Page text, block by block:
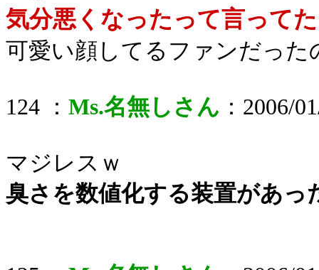
気分悪くなったって言って
可愛い顔してるファンだっ
124 ： Ms.名無しさん ：2006/
マジレスｗ
臭さを数値化する装置があっ